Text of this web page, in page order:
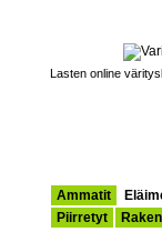
Lasten online
Ammatit
Piirretyt